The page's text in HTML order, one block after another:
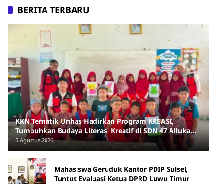
BERITA TERBARU
KKN Tematik Unhas Hadirkan Program KREASI,
Tumbuhkan Budaya Literasi Kreatif di SDN 47 Alluka
Takalar
5 Agustus 2026
Mahasiswa Geruduk Kantor PDIP Sulsel,
Tuntut Evaluasi Ketua DPRD Luwu Timur